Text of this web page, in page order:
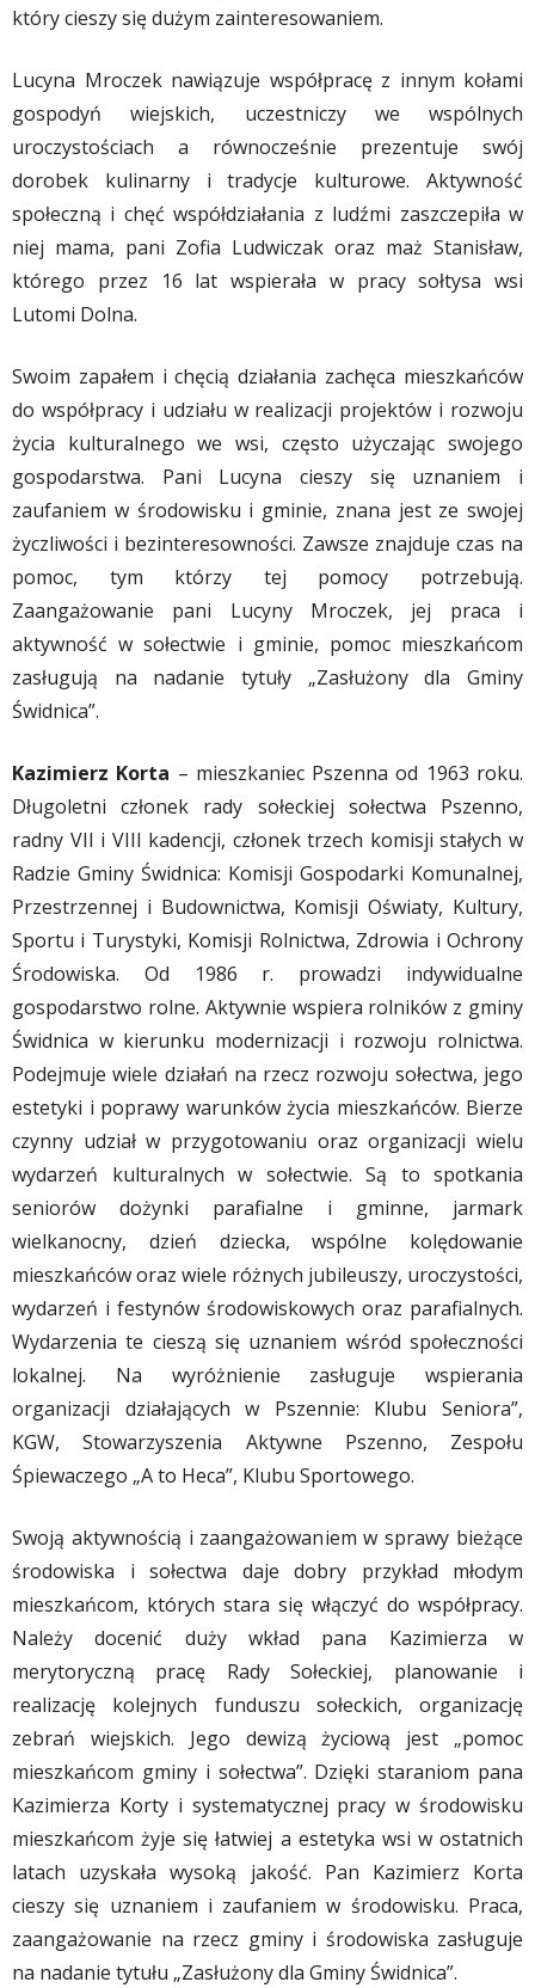
który cieszy się dużym zainteresowaniem.
Lucyna Mroczek nawiązuje współpracę z innym kołami
gospodyń wiejskich, uczestniczy we wspólnych
uroczystościach a równocześnie prezentuje swój
dorobek kulinarny i tradycje kulturowe. Aktywność
społeczną i chęć współdziałania z ludźmi zaszczepiła w
niej mama, pani Zofia Ludwiczak oraz maż Stanisław,
którego przez 16 lat wspierała w pracy sołtysa wsi
Lutomi Dolna.
Swoim zapałem i chęcią działania zachęca mieszkańców
do współpracy i udziału w realizacji projektów i rozwoju
życia kulturalnego we wsi, często użyczając swojego
gospodarstwa. Pani Lucyna cieszy się uznaniem i
zaufaniem w środowisku i gminie, znana jest ze swojej
życzliwości i bezinteresowności. Zawsze znajduje czas na
pomoc, tym którzy tej pomocy potrzebują.
Zaangażowanie pani Lucyny Mroczek, jej praca i
aktywność w sołectwie i gminie, pomoc mieszkańcom
zasługują na nadanie tytuły „Zasłużony dla Gminy
Świdnica”.
Kazimierz Korta – mieszkaniec Pszenna od 1963 roku.
Długoletni członek rady sołeckiej sołectwa Pszenno,
radny VII i VIII kadencji, członek trzech komisji stałych w
Radzie Gminy Świdnica: Komisji Gospodarki Komunalnej,
Przestrzennej i Budownictwa, Komisji Oświaty, Kultury,
Sportu i Turystyki, Komisji Rolnictwa, Zdrowia i Ochrony
Środowiska. Od 1986 r. prowadzi indywidualne
gospodarstwo rolne. Aktywnie wspiera rolników z gminy
Świdnica w kierunku modernizacji i rozwoju rolnictwa.
Podejmuje wiele działań na rzecz rozwoju sołectwa, jego
estetyki i poprawy warunków życia mieszkańców. Bierze
czynny udział w przygotowaniu oraz organizacji wielu
wydarzeń kulturalnych w sołectwie. Są to spotkania
seniorów dożynki parafialne i gminne, jarmark
wielkanocny, dzień dziecka, wspólne kolędowanie
mieszkańców oraz wiele różnych jubileuszy, uroczystości,
wydarzeń i festynów środowiskowych oraz parafialnych.
Wydarzenia te cieszą się uznaniem wśród społeczności
lokalnej. Na wyróżnienie zasługuje wspierania
organizacji działających w Pszennie: Klubu Seniora”,
KGW, Stowarzyszenia Aktywne Pszenno, Zespołu
Śpiewaczego „A to Heca”, Klubu Sportowego.
Swoją aktywnością i zaangażowaniem w sprawy bieżące
środowiska i sołectwa daje dobry przykład młodym
mieszkańcom, których stara się włączyć do współpracy.
Należy docenić duży wkład pana Kazimierza w
merytoryczną pracę Rady Sołeckiej, planowanie i
realizację kolejnych funduszu sołeckich, organizację
zebrań wiejskich. Jego dewizą życiową jest „pomoc
mieszkańcom gminy i sołectwa”. Dzięki staraniom pana
Kazimierza Korty i systematycznej pracy w środowisku
mieszkańcom żyje się łatwiej a estetyka wsi w ostatnich
latach uzyskała wysoką jakość. Pan Kazimierz Korta
cieszy się uznaniem i zaufaniem w środowisku. Praca,
zaangażowanie na rzecz gminy i środowiska zasługuje
na nadanie tytułu „Zasłużony dla Gminy Świdnica”.